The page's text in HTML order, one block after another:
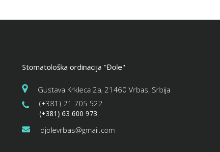
Stomatološka ordinacija "Đole"
Gustava Krkleca 2a, 21460 Vrbas, Srbija
(+381) 21 705 522
(+381) 63 600 973
djolevrbas@gmail.com